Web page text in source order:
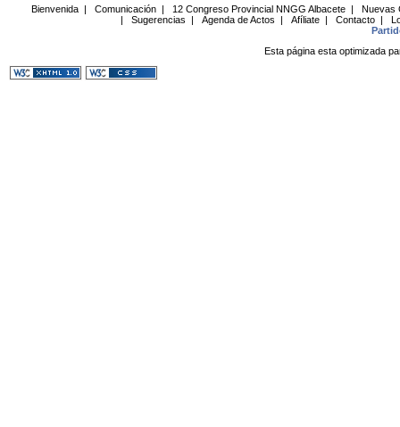
Bienvenida | Comunicación | 12 Congreso Provincial NNGG Albacete |
Nuevas
|
Sugerencias | Agenda de Actos | Afíliate | Contacto |
Esta página esta optimizada